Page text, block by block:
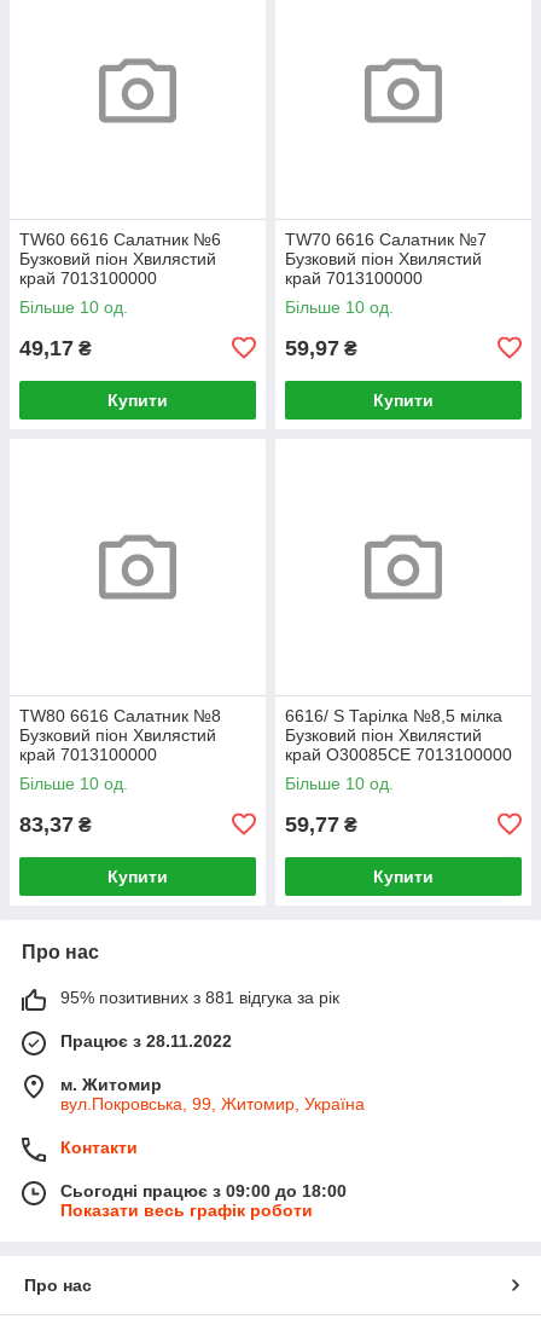
TW60 6616 Салатник №6
Бузковий піон Хвилястий
край 7013100000
Більше 10 од.
49,17 ₴
Купити
TW70 6616 Салатник №7
Бузковий піон Хвилястий
край 7013100000
Більше 10 од.
59,97 ₴
Купити
TW80 6616 Салатник №8
Бузковий піон Хвилястий
край 7013100000
Більше 10 од.
83,37 ₴
Купити
6616/ S Тарілка №8,5 мілка
Бузковий піон Хвилястий
край O30085CE 7013100000
Більше 10 од.
59,77 ₴
Купити
Про нас
95% позитивних з 881 відгука за рік
Працює з 28.11.2022
м. Житомир
вул.Покровська, 99, Житомир, Україна
Контакти
Сьогодні працює з 09:00 до 18:00
Показати весь графік роботи
Про нас